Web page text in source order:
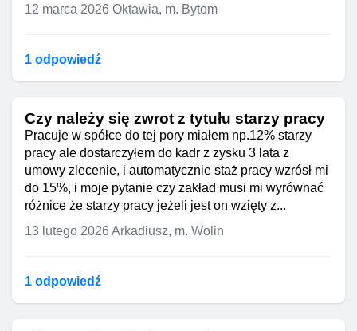
12 marca 2026 Oktawia, m. Bytom
1 odpowiedź
Czy należy się zwrot z tytułu starzy pracy
Pracuje w spółce do tej pory miałem np.12% starzy
pracy ale dostarczyłem do kadr z zysku 3 lata z
umowy zlecenie, i automatycznie staż pracy wzrósł mi
do 15%, i moje pytanie czy zakład musi mi wyrównać
różnice że starzy pracy jeżeli jest on wzięty z...
13 lutego 2026 Arkadiusz, m. Wolin
1 odpowiedź